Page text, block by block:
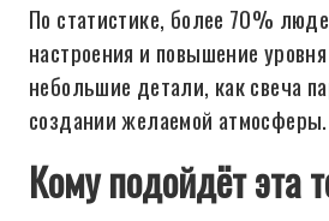
По статистике, более 70%
настроения и повышение
небольшие детали, как свеча
создании желаемой атмосферы.
Кому подойдёт эта